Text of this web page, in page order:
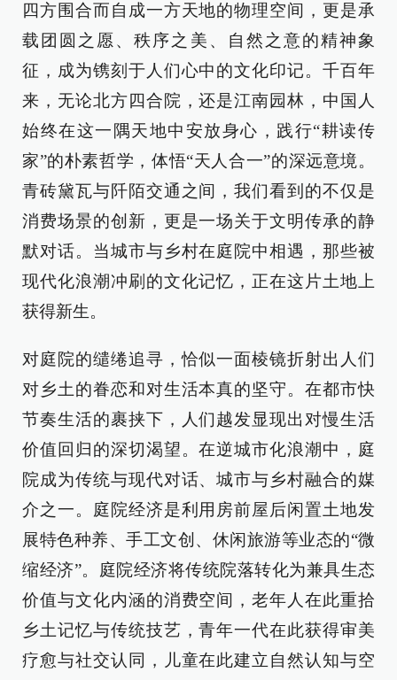
四方围合而自成一方天地的物理空间，更是承
载团圆之愿、秩序之美、自然之意的精神象
征，成为镌刻于人们心中的文化印记。千百年
来，无论北方四合院，还是江南园林，中国人
始终在这一隅天地中安放身心，践行“耕读传
家”的朴素哲学，体悟“天人合一”的深远意境。
青砖黛瓦与阡陌交通之间，我们看到的不仅是
消费场景的创新，更是一场关于文明传承的静
默对话。当城市与乡村在庭院中相遇，那些被
现代化浪潮冲刷的文化记忆，正在这片土地上
获得新生。
对庭院的缱绻追寻，恰似一面棱镜折射出人们
对乡土的眷恋和对生活本真的坚守。在都市快
节奏生活的裹挟下，人们越发显现出对慢生活
价值回归的深切渴望。在逆城市化浪潮中，庭
院成为传统与现代对话、城市与乡村融合的媒
介之一。庭院经济是利用房前屋后闲置土地发
展特色种养、手工文创、休闲旅游等业态的“微
缩经济”。庭院经济将传统院落转化为兼具生态
价值与文化内涵的消费空间，老年人在此重拾
乡土记忆与传统技艺，青年一代在此获得审美
疗愈与社交认同，儿童在此建立自然认知与空